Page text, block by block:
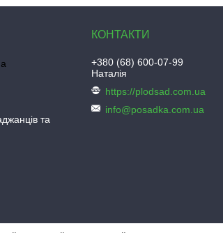
та
+380 (68) 600-07-99
Наталія
https://plodsad.com.ua
info@posadka.com.ua